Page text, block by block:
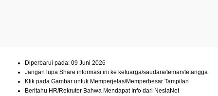
Diperbarui pada: 09 Juni 2026
Jangan lupa Share informasi ini ke keluarga/saudara/teman/tetangga
Klik pada Gambar untuk Memperjelas/Memperbesar Tampilan
Beritahu HR/Rekruter Bahwa Mendapat Info dari NesiaNet